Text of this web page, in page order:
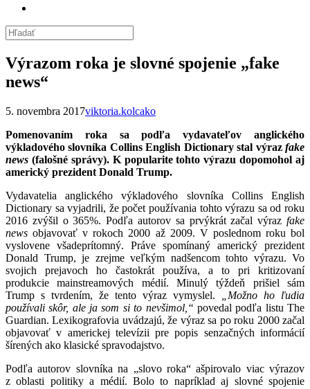
Výrazom roka je slovné spojenie „fake
news“
5. novembra 2017viktoria.kolcako
Pomenovaním roka sa podľa vydavateľov anglického
výkladového slovníka Collins English Dictionary stal výraz fake
news (falošné správy). K popularite tohto výrazu dopomohol aj
americký prezident Donald Trump.
Vydavatelia anglického výkladového slovníka Collins English
Dictionary sa vyjadrili, že počet používania tohto výrazu sa od roku
2016 zvýšil o 365%. Podľa autorov sa prvýkrát začal výraz fake
news objavovať v rokoch 2000 až 2009. V poslednom roku bol
vyslovene všadeprítomný. Práve spomínaný americký prezident
Donald Trump, je zrejme veľkým nadšencom tohto výrazu. Vo
svojich prejavoch ho častokrát používa, a to pri kritizovaní
produkcie mainstreamových médií. Minulý týždeň prišiel sám
Trump s tvrdením, že tento výraz vymyslel.
„Možno ho ľudia
používali skôr, ale ja som si to nevšimol,“ povedal podľa listu The
Guardian. Lexikografovia uvádzajú, že výraz sa po roku 2000 začal
objavovať v americkej televízii pre popis senzačných informácií
šírených ako klasické spravodajstvo.
Podľa autorov slovníka na „slovo roka“ ašpirovalo viac výrazov
z oblasti politiky a médií. Bolo to napríklad aj slovné spojenie